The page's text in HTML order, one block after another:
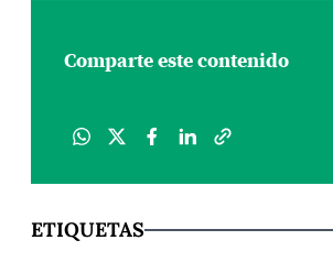
Comparte este contenido
ETIQUETAS